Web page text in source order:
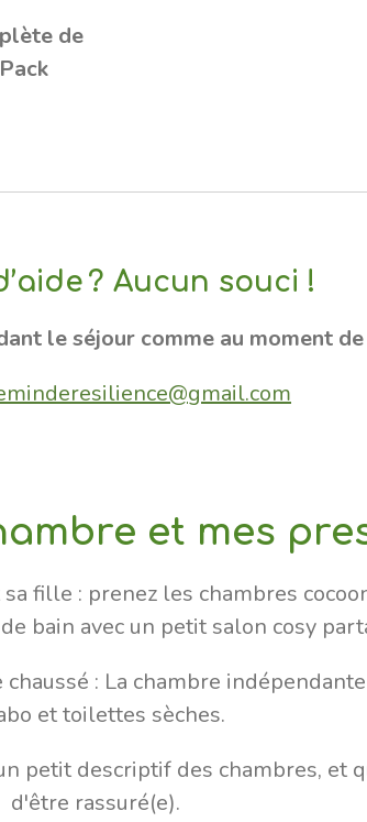
de
? Aucun souci !
le séjour comme au moment
et mes
fille : prenez les chambres
bain avec un petit salon cosy
: La chambre
et toilettes sèches.
petit descriptif des chambres, et
d'être rassuré(e).